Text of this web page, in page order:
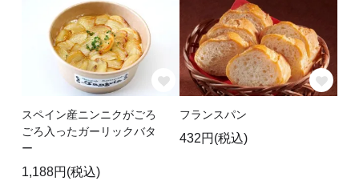
スペイン産ニンニクがごろ
ごろ入ったガーリックバタ
ー
1,188円(税込)
フランスパン
432円(税込)